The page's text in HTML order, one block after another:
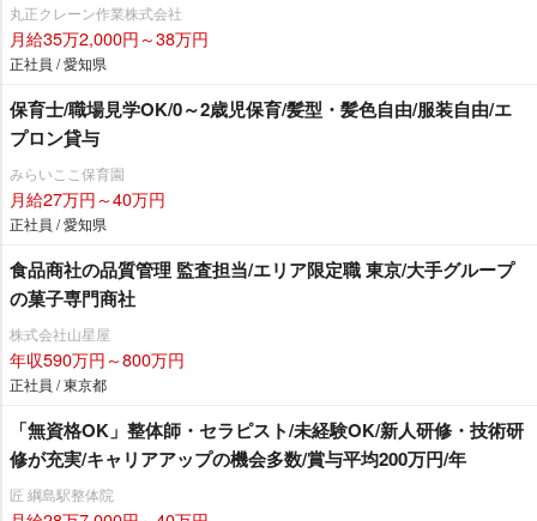
丸正クレーン作業株式会社
月給35万2,000円～38万円
正社員 / 愛知県
保育士/職場見学OK/0～2歳児保育/髪型・髪色自由/服装自由/エ
プロン貸与
みらいここ保育園
月給27万円～40万円
正社員 / 愛知県
食品商社の品質管理 監査担当/エリア限定職 東京/大手グループ
の菓子専門商社
株式会社山星屋
年収590万円～800万円
正社員 / 東京都
「無資格OK」整体師・セラピスト/未経験OK/新人研修・技術研
修が充実/キャリアアップの機会多数/賞与平均200万円/年
匠 綱島駅整体院